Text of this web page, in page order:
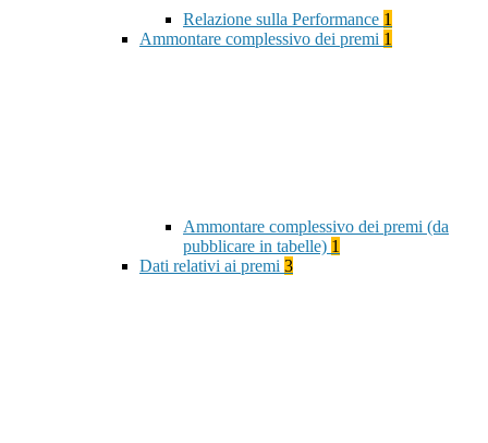
Relazione sulla Performance 1
Ammontare complessivo dei premi 1
Ammontare complessivo dei premi (da
pubblicare in tabelle) 1
Dati relativi ai premi 3